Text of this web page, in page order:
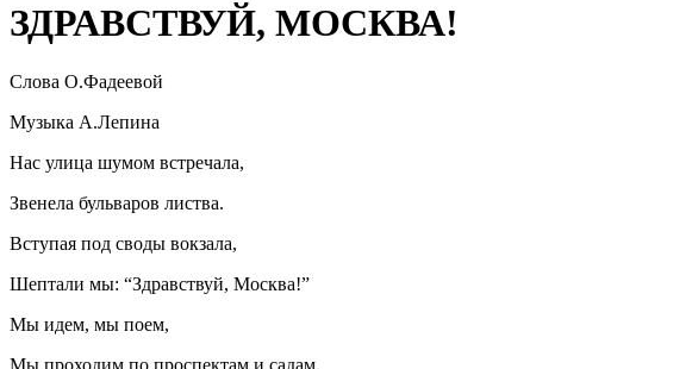
ЗДРАВСТВУЙ, МОСКВА!
Слова О.Фадеевой
Музыка А.Лепина
Нас улица шумом встречала,
Звенела бульваров листва.
Вступая под своды вокзала,
Шептали мы: “Здравствуй, Москва!”
Мы идем, мы поем,
Мы проходим по проспектам и садам.